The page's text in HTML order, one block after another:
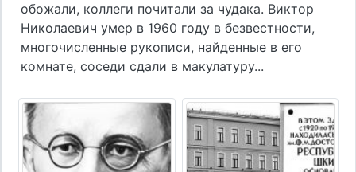
обожали, коллеги почитали за чудака. Виктор
Николаевич умер в 1960 году в безвестности,
многочисленные рукописи, найденные в его
комнате, соседи сдали в макулатуру...